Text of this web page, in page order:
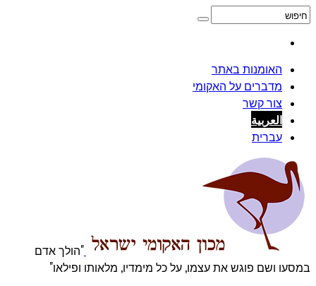
האומנות באתר
מדברים על האקומי
צור קשר
العربية
עברית
"הולך אדם
במסעו ושם פוגש את עצמו, על כל מימדיו, מלאותו ופילאו"